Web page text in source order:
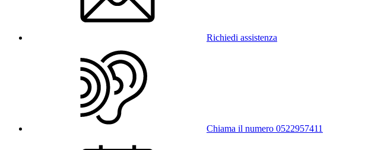
Richiedi assistenza
Chiama il numero 0522957411